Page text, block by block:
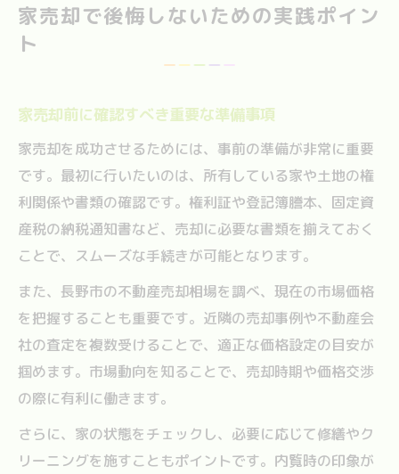
家売却で後悔しないための実践ポイン
ト
家売却前に確認すべき重要な準備事項
家売却を成功させるためには、事前の準備が非常に重要
です。最初に行いたいのは、所有している家や土地の権
利関係や書類の確認です。権利証や登記簿謄本、固定資
産税の納税通知書など、売却に必要な書類を揃えておく
ことで、スムーズな手続きが可能となります。
また、長野市の不動産売却相場を調べ、現在の市場価格
を把握することも重要です。近隣の売却事例や不動産会
社の査定を複数受けることで、適正な価格設定の目安が
掴めます。市場動向を知ることで、売却時期や価格交渉
の際に有利に働きます。
さらに、家の状態をチェックし、必要に応じて修繕やク
リーニングを施すこともポイントです。内覧時の印象が